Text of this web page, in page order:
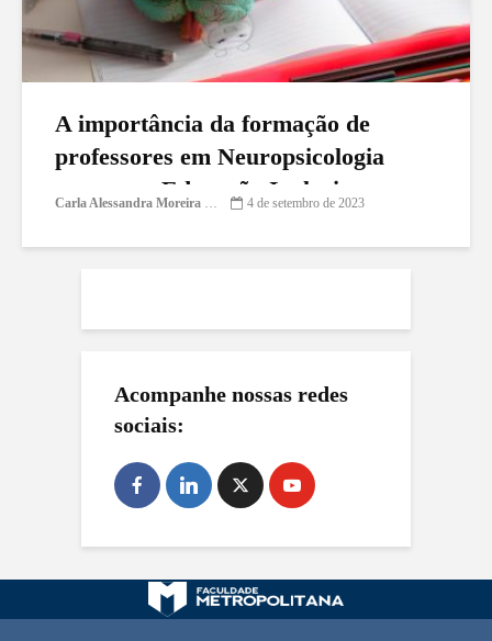
A importância da formação de
professores em Neuropsicologia
para uma Educação Inclusiva
Carla Alessandra Moreira Damasceno 4 de setembro de 2023
Acompanhe nossas redes
sociais: